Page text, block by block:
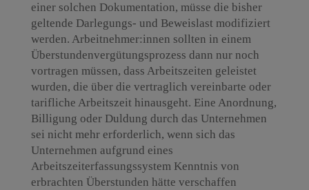
einer solchen Dokumentation, müsse die bisher
geltende Darlegungs- und Beweislast modifiziert
werden. Arbeitnehmer:innen sollten in einem
Überstundenvergütungsprozess dann nur noch
vortragen müssen, dass Arbeitszeiten geleistet
wurden, die über die vertraglich vereinbarte oder
tarifliche Arbeitszeit hinausgeht. Eine Anordnung,
Billigung oder Duldung durch das Unternehmen
sei nicht mehr erforderlich, wenn sich das
Unternehmen aufgrund eines
Arbeitszeiterfassungssystem Kenntnis von
erbrachten Überstunden hätte verschaffen